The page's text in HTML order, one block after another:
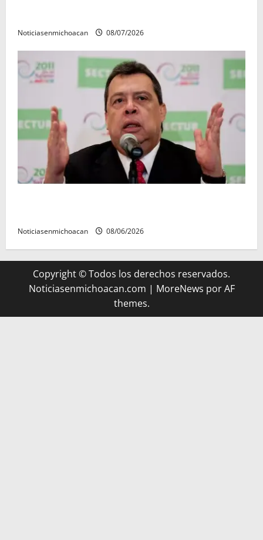
Noticiasenmichoacan 08/07/2026
Noticiasenmichoacan 08/06/2026
Copyright © Todos los derechos reservados.
Noticiasenmichoacan.com | MoreNews por AF
themes.